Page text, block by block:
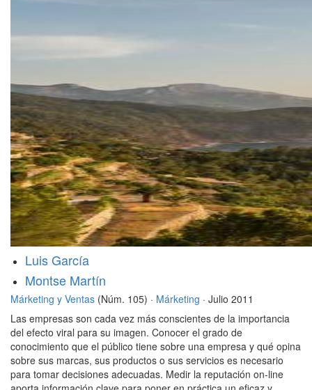
Luis García
Montse Martín
Márketing y Ventas (Núm. 105) · Márketing · Julio 2011
Las empresas son cada vez más conscientes de la importancia
del efecto viral para su imagen. Conocer el grado de
conocimiento que el público tiene sobre una empresa y qué opina
sobre sus marcas, sus productos o sus servicios es necesario
para tomar decisiones adecuadas. Medir la reputación on-line